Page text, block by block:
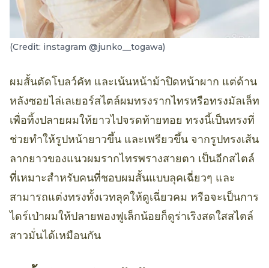
(Credit: instagram @junko__togawa)
ผมสั้นตัดโบลว์คัท และเน้นหน้าม้าปิดหน้าผาก แต่ด้าน
หลังซอยไล่เลเยอร์สไตล์ผมทรงรากไทรหรือทรงมัลเล็ท
เพื่อทิ้งปลายผมให้ยาวไปจรดท้ายทอย ทรงนี้เป็นทรงที่
ช่วยทำให้รูปหน้ายาวขึ้น และเพรียวขึ้น จากรูปทรงเส้น
ลากยาวของแนวผมรากไทรพรางสายตา เป็นอีกสไตล์
ที่เหมาะสำหรับคนที่ชอบผมสั้นแบบลุคเฉี่ยวๆ และ
สามารถแต่งทรงทั้งเวทลุคให้ดูเฉี่ยวคม หรือจะเป็นการ
ไดร์เป่าผมให้ปลายพองฟูเล็กน้อยก็ดูร่าเริงสดใสสไตล์
สาวมั่นได้เหมือนกัน